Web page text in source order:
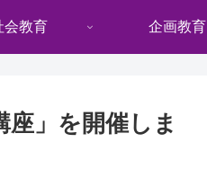
会教育 企画教育
座」を開催しま